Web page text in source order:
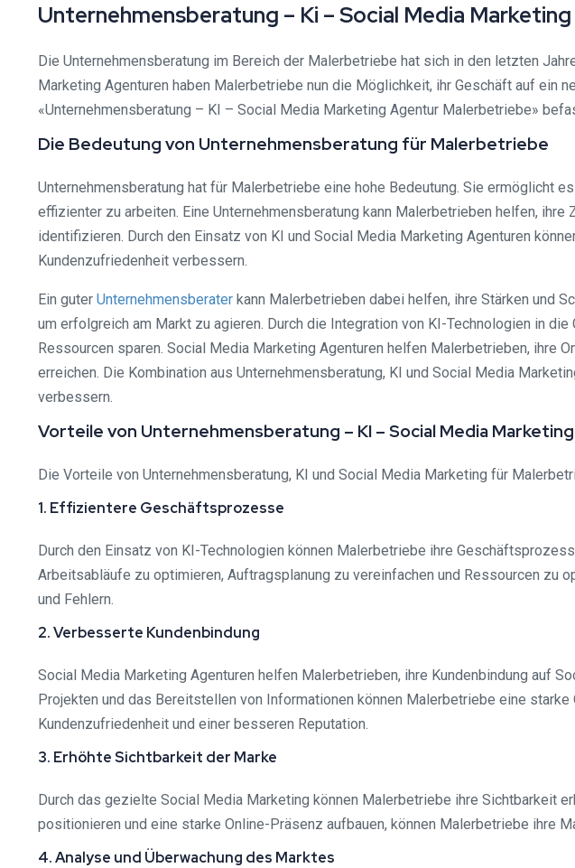
Unternehmensberatung – Ki – Social Media
Die Unternehmensberatung im Bereich der Malerbetriebe hat sich in den letzten
Marketing Agenturen haben Malerbetriebe nun die Möglichkeit, ihr Geschäft auf ein
«Unternehmensberatung – KI – Social Media Marketing Agentur Malerbetriebe»
Die Bedeutung von Unternehmensberatung für Malerbetriebe
Unternehmensberatung hat für Malerbetriebe eine hohe Bedeutung. Sie ermöglicht
effizienter zu arbeiten. Eine Unternehmensberatung kann Malerbetrieben helfen,
identifizieren. Durch den Einsatz von KI und Social Media Marketing Agenturen
Kundenzufriedenheit verbessern.
Ein guter Unternehmensberater kann Malerbetrieben dabei helfen, ihre Stärken und
um erfolgreich am Markt zu agieren. Durch die Integration von KI-Technologien in
Ressourcen sparen. Social Media Marketing Agenturen helfen Malerbetrieben, ihre
erreichen. Die Kombination aus Unternehmensberatung, KI und Social Media
verbessern.
Vorteile von Unternehmensberatung – KI – Social Media
Die Vorteile von Unternehmensberatung, KI und Social Media Marketing für
1. Effizientere Geschäftsprozesse
Durch den Einsatz von KI-Technologien können Malerbetriebe ihre
Arbeitsabläufe zu optimieren, Auftragsplanung zu vereinfachen und Ressourcen zu
und Fehlern.
2. Verbesserte Kundenbindung
Social Media Marketing Agenturen helfen Malerbetrieben, ihre Kundenbindung auf
Projekten und das Bereitstellen von Informationen können Malerbetriebe eine
Kundenzufriedenheit und einer besseren Reputation.
3. Erhöhte Sichtbarkeit der Marke
Durch das gezielte Social Media Marketing können Malerbetriebe ihre Sichtbarkeit
positionieren und eine starke Online-Präsenz aufbauen, können Malerbetriebe ihre
4. Analyse und Überwachung des Marktes